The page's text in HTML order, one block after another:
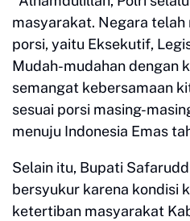
masyarakat. Negara
porsi, yaitu Eksekutif,
Mudah-mudahan dengan
semangat kebersamaan
sesuai porsi masing-
menuju Indonesia Emas
Selain itu, Bupati
bersyukur karena kondisi
ketertiban masyarakat